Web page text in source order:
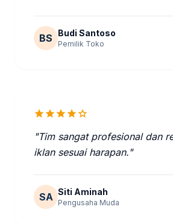
BS Budi Santoso
Pemilik Toko
starstarstarstarstar
"Tim sangat profesional dan
iklan sesuai harapan."
SA Siti Aminah
Pengusaha Muda